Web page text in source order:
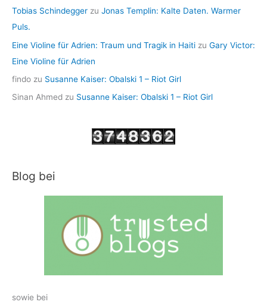
Tobias Schindegger zu Jonas Templin: Kalte Daten. Warmer
Puls.
Eine Violine für Adrien: Traum und Tragik in Haiti zu Gary Victor:
Eine Violine für Adrien
findo zu Susanne Kaiser: Obalski 1 – Riot Girl
Sinan Ahmed zu Susanne Kaiser: Obalski 1 – Riot Girl
Blog bei
sowie bei